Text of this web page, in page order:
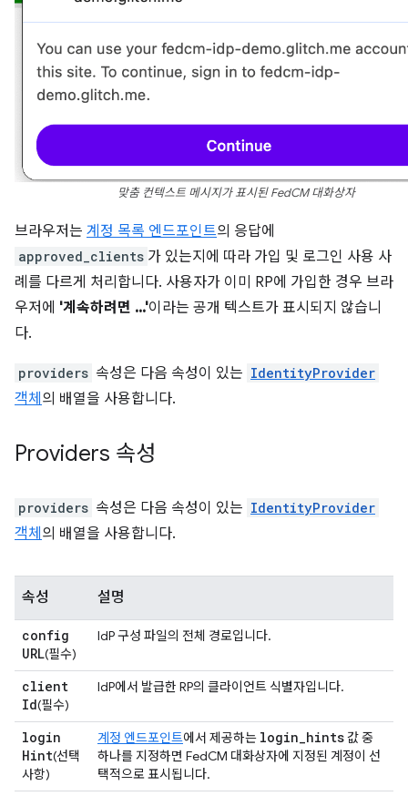
맞춤 컨텍스트 메시지가 표시된 FedCM 대화상자
브라우저는 계정 목록 엔드포인트의 응답에
approved_clients 가 있는지에 따라 가입 및 로그인 사용 사
례를 다르게 처리합니다. 사용자가 이미 RP에 가입한 경우 브라
우저에 '계속하려면 ...'이라는 공개 텍스트가 표시되지 않습니
다.
providers 속성은 다음 속성이 있는 IdentityProvider
객체 의 배열을 사용합니다.
Providers 속성
providers 속성은 다음 속성이 있는 IdentityProvider
객체 의 배열을 사용합니다.
속성 설명
config
URL(필수)
IdP 구성 파일의 전체 경로입니다.
client
Id(필수)
IdP에서 발급한 RP의 클라이언트 식별자입니다.
login
Hint(선택
사항)
계정 엔드포인트에서 제공하는 login hints값 중
하나를 지정하면 FedCM 대화상자에 지정된 계정이 선
택적으로 표시됩니다.